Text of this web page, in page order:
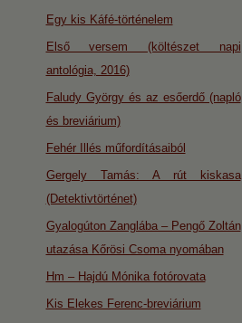
Egy kis Káfé-történelem
Első versem (költészet napi
antológia, 2016)
Faludy György és az esőerdő (napló
és breviárium)
Fehér Illés műfordításaiból
Gergely Tamás: A rút kiskasa
(Detektivtörténet)
Gyalogúton Zanglába – Pengő Zoltán
utazása Kőrösi Csoma nyomában
Hm – Hajdú Mónika fotórovata
Kis Elekes Ferenc-breviárium